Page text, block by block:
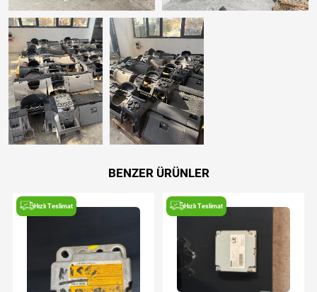
BENZER ÜRÜNLER
Hızlı Teslimat Hızlı Teslimat